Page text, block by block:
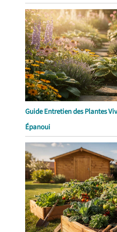
Guide Entretien des Plantes
Épanoui